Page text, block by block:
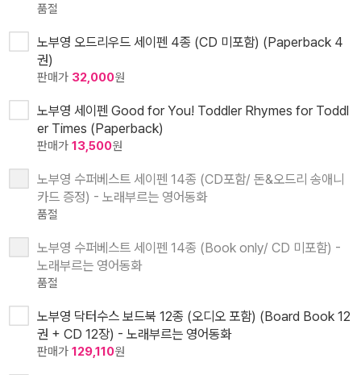
품절
노부영 오드리우드 세이펜 4종 (CD 미포함) (Paperback 4
권)
판매가 32,000원
노부영 세이펜 Good for You! Toddler Rhymes for Toddl
er Times (Paperback)
판매가 13,500원
노부영 수퍼베스트 세이펜 14종 (CD포함/ 돈&오드리 송애니
카드 증정) - 노래부르는 영어동화
품절
노부영 수퍼베스트 세이펜 14종 (Book only/ CD 미포함) -
노래부르는 영어동화
품절
노부영 닥터수스 보드북 12종 (오디오 포함) (Board Book 12
권 + CD 12장) - 노래부르는 영어동화
판매가 129,110원